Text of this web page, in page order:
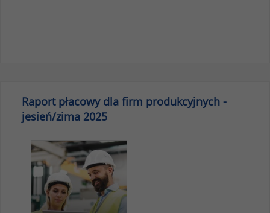
Raport płacowy dla firm produkcyjnych -
jesień/zima 2025